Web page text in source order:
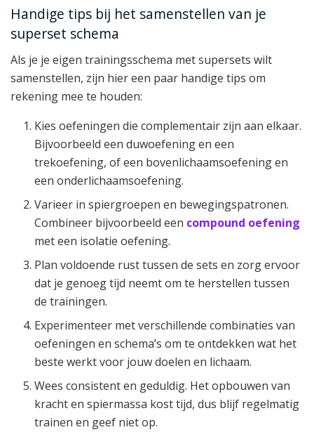
Handige tips bij het samenstellen van je
superset schema
Als je je eigen trainingsschema met supersets wilt
samenstellen, zijn hier een paar handige tips om
rekening mee te houden:
Kies oefeningen die complementair zijn aan elkaar.
Bijvoorbeeld een duwoefening en een
trekoefening, of een bovenlichaamsoefening en
een onderlichaamsoefening.
Varieer in spiergroepen en bewegingspatronen.
Combineer bijvoorbeeld een compound oefening
met een isolatie oefening.
Plan voldoende rust tussen de sets en zorg ervoor
dat je genoeg tijd neemt om te herstellen tussen
de trainingen.
Experimenteer met verschillende combinaties van
oefeningen en schema’s om te ontdekken wat het
beste werkt voor jouw doelen en lichaam.
Wees consistent en geduldig. Het opbouwen van
kracht en spiermassa kost tijd, dus blijf regelmatig
trainen en geef niet op.